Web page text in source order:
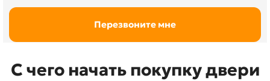
С чего начать покупку двери